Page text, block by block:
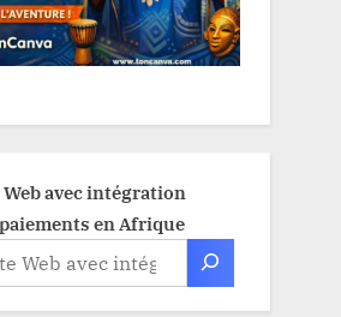
avec intégration
en Afrique